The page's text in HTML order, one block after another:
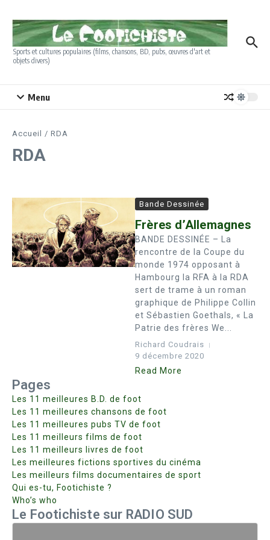
Sports et cultures populaires (films, chansons, BD, pubs, œuvres d'art et
objets divers)
Menu
Accueil / RDA
RDA
Bande Dessinée
Frères d’Allemagnes
BANDE DESSINÉE – La
rencontre de la Coupe du
monde 1974 opposant à
Hambourg la RFA à la RDA
sert de trame à un roman
graphique de Philippe Collin
et Sébastien Goethals, « La
Patrie des frères We...
Richard Coudrais
9 décembre 2020
Read More
Pages
Les 11 meilleures B.D. de foot
Les 11 meilleures chansons de foot
Les 11 meilleures pubs TV de foot
Les 11 meilleurs films de foot
Les 11 meilleurs livres de foot
Les meilleures fictions sportives du cinéma
Les meilleurs films documentaires de sport
Qui es-tu, Footichiste ?
Who’s who
Le Footichiste sur RADIO SUD